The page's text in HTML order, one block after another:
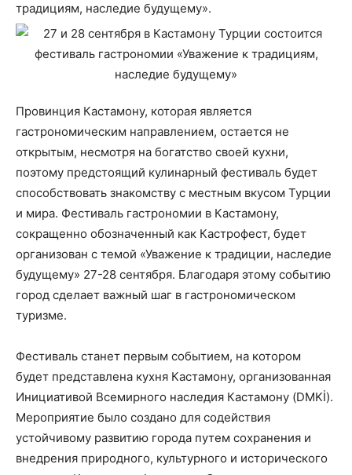
традициям, наследие будущему».
Провинция Кастамону, которая является
гастрономическим направлением, остается не
открытым, несмотря на богатство своей кухни,
поэтому предстоящий кулинарный фестиваль будет
способствовать знакомству с местным вкусом Турции
и мира. Фестиваль гастрономии в Кастамону,
сокращенно обозначенный как Кастрофест, будет
организован с темой «Уважение к традиции, наследие
будущему» 27-28 сентября. Благодаря этому событию
город сделает важный шаг в гастрономическом
туризме.
Фестиваль станет первым событием, на котором
будет представлена ​​кухня Кастамону, организованная
Инициативой Всемирного наследия Кастамону (DMKİ).
Мероприятие было создано для содействия
устойчивому развитию города путем сохранения и
внедрения природного, культурного и исторического